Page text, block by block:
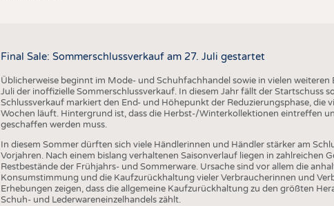
Final Sale: Sommerschlussverkauf am 27. Juli gestartet
Üblicherweise beginnt im Mode- und Schuhfachhandel sowie in vielen
Juli der inoffizielle Sommerschlussverkauf. In diesem Jahr fällt der Startschuss
Schlussverkauf markiert den End- und Höhepunkt der Reduzierungsphase, die
Wochen läuft. Hintergrund ist, dass die Herbst-/Winterkollektionen eintreffen
geschaffen werden muss.
In diesem Sommer dürften sich viele Händlerinnen und Händler stärker am
Vorjahren. Nach einem bislang verhaltenen Saisonverlauf liegen in zahlreichen
Restbestände der Frühjahrs- und Sommerware. Ursache sind vor allem die
Konsumstimmung und die Kaufzurückhaltung vieler Verbraucherinnen und
Erhebungen zeigen, dass die allgemeine Kaufzurückhaltung zu den größten
Schuh- und Lederwareneinzelhandels zählt.